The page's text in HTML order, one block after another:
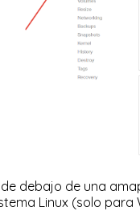
debajo de una
Linux (solo para